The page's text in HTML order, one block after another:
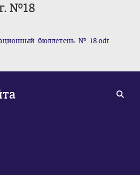
№18